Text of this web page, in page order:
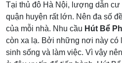
Tại thủ đô Hà Nội, lượng dẫn cư
quận huyện rất lớn. Nên đa số
của mỗi nhà. Nhu cầu Hút Bể
còn xa lạ. Bởi những nơi này
sinh sống và làm việc. Vì vậy